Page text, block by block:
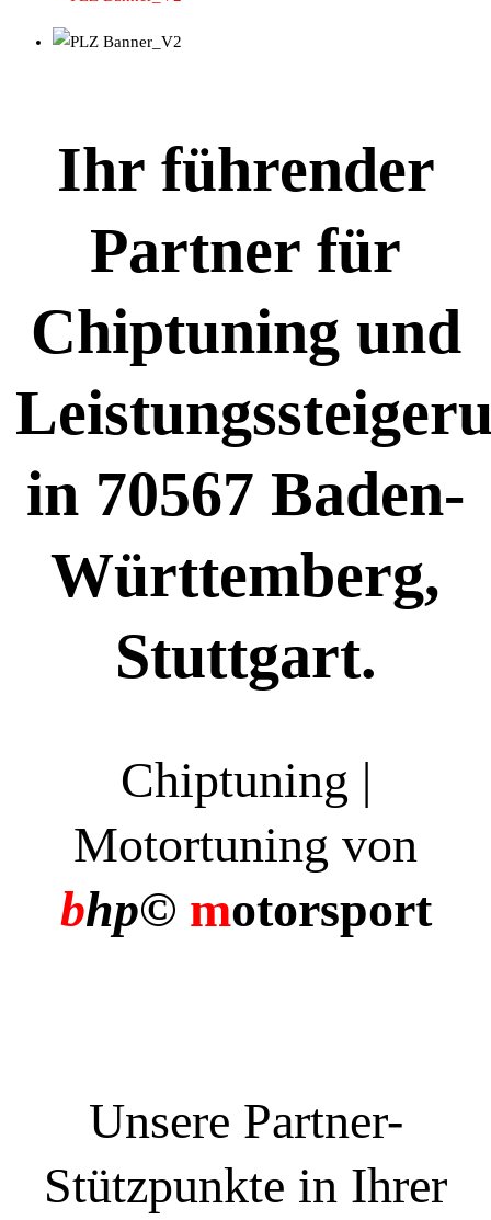
Ihr führender
Partner für
Chiptuning und
in 70567 Baden-
Württemberg,
Stuttgart.
Chiptuning |
Motortuning von
bhp© motorsport
Unsere Partner-
Stützpunkte in Ihrer